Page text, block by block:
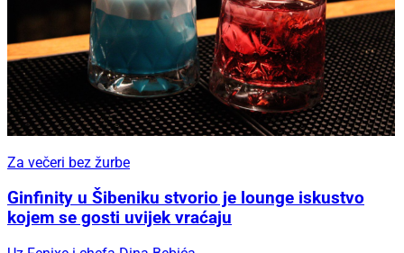
Za večeri bez žurbe
Ginfinity u Šibeniku stvorio je lounge iskustvo
kojem se gosti uvijek vraćaju